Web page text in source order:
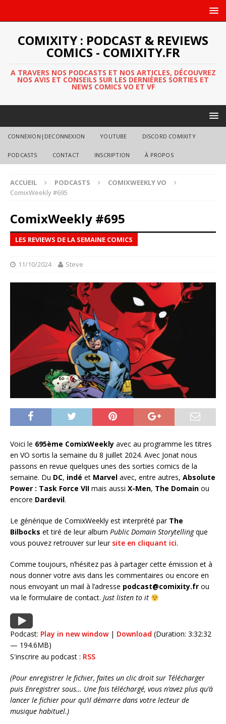
COMIXITY : PODCAST & REVIEWS
COMICS - COMIXITY.FR
A TRAVERS NOS PODCASTS ET NOS ARTICLES, DÉCOUVREZ
NOS AVIS ET CONSEILS SUR LES DERNIÈRES SORTIES ET
NEWS COMICS VO ET VF
CONNEXION|DECONNEXION YOUTUBE DISCORD COMIXITY
PODCASTS CONTACT INSCRIPTION À PROPOS
ACCUEIL PODCASTS
COMIXWEEKLY VO
ComixWeekly #695
ComixWeekly #695
LES REVIEWS DE LA SEMAINE COMICS
11/10/2024 Steve
Voici le 695ème ComixWeekly avec au programme les titres
en VO sortis la semaine du 8 juillet 2024. Avec Jonat nous
passons en revue quelques unes des sorties comics de la
semaine. Du DC, indé et Marvel avec, entre autres, Absolute
Power : Task Force VII mais aussi X-Men, The Domain ou
encore Dardevil.
Le générique de ComixWeekly est interprété par The
Bilbocks et tiré de leur album Public Domain Storytellingque
vous pouvez retrouver sur leur site en cliquant ici.
Comme toujours, n’hésitez pas à partager cette émission et à
nous donner votre avis dans les commentaires ou encore en
nous envoyant un mail à l’adresse podcast@comixity.fr ou
via le formulaire de contact. Just listen to it
Podcast: Play in new window| Download (Duration: 3:32:32
— 194.6MB)
S'inscrire au podcast : RSS
(Pour enregistrer le fichier, faites un clic droit sur Télécharger
puis Enregistrer sous… Une fois téléchargé, vous n’avez plus qu’à
lancer le fichier pour qu’il démarre dans votre lecteur de
musique habituel.)